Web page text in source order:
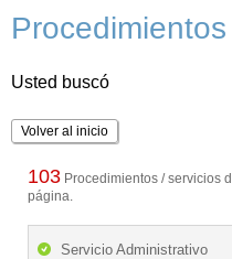
Usted buscó
Volver al inicio
103 Procedimientos / servicios
página.
Servicio Administrativo